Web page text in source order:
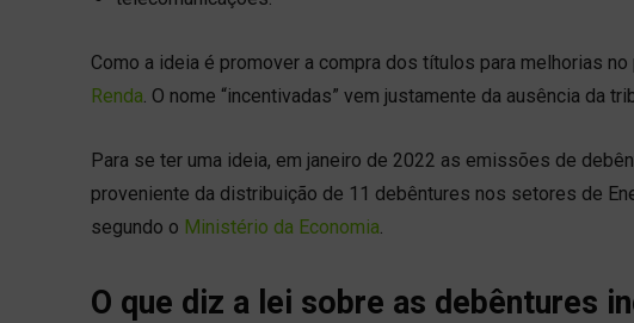
Como a ideia é promover a compra dos títulos para melhorias
Renda . O nome “incentivadas” vem justamente da ausência da
Para se ter uma ideia, em janeiro de 2022 as emissões de
proveniente da distribuição de 11 debêntures nos setores de
segundo o Ministério da Economia
O que diz a lei sobre as debêntures